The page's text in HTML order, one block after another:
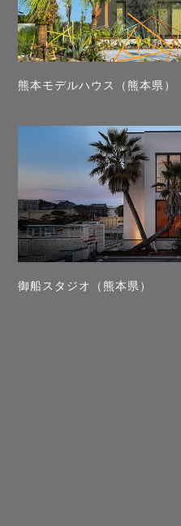
熊本モデルハウス（熊本県）
御船スタジオ（熊本県）